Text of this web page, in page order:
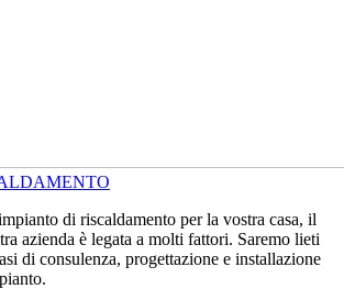
di riscaldamento per la vostra casa, il
azienda è legata a molti fattori. Saremo lieti
di consulenza, progettazione e installazione